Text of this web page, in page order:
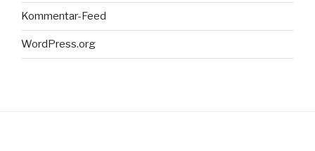
Kommentar-Feed
WordPress.org